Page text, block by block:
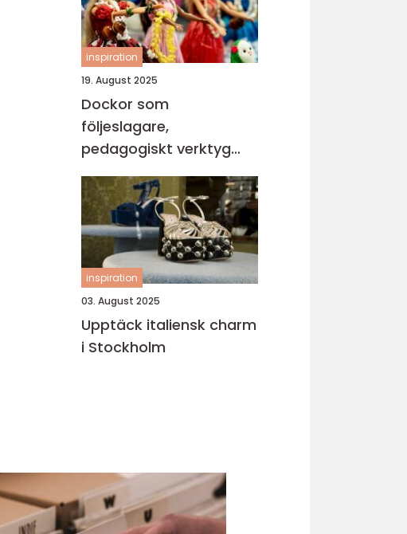
inspiration
19. August 2025
Dockor som
följeslagare,
pedagogiskt verktyg
och trygghet i vardagen
inspiration
03. August 2025
Upptäck italiensk charm
i Stockholm